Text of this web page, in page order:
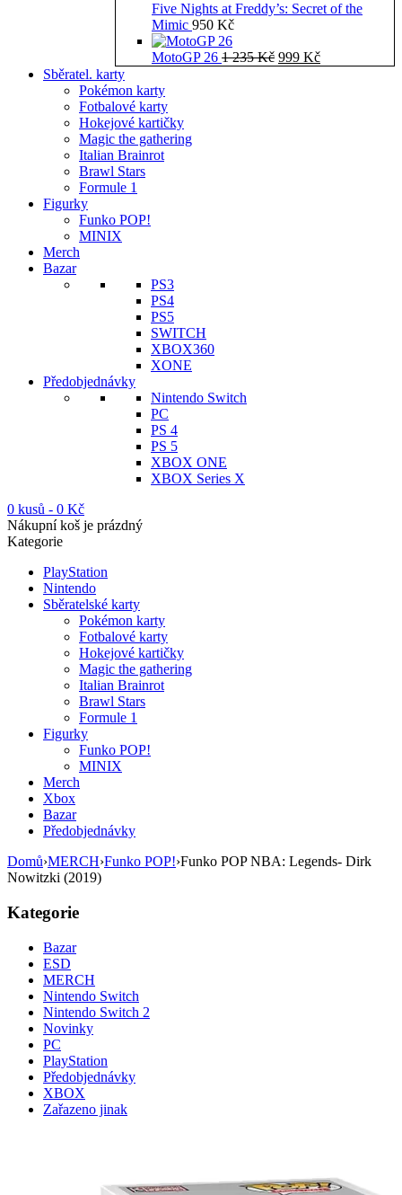
Five Nights at Freddy’s: Secret of the
Mimic 950 Kč
MotoGP 26 1 235Kč Původní
999 KčAktuální
Sběratel. karty
Pokémon karty
Fotbalové karty
Hokejové kartičky
Magic the gathering
Italian Brainrot
Brawl Stars
Formule 1
Figurky
Funko POP!
MINIX
Merch
Bazar
PS3
PS4
PS5
SWITCH
XBOX360
XONE
Předobjednávky
Nintendo Switch
PC
PS 4
PS 5
XBOX ONE
XBOX Series X
0 kusů - 0 Kč
Nákupní koš je prázdný
Kategorie
PlayStation
Nintendo
Sběratelské karty
Pokémon karty
Fotbalové karty
Hokejové kartičky
Magic the gathering
Italian Brainrot
Brawl Stars
Formule 1
Figurky
Funko POP!
MINIX
Merch
Xbox
Bazar
Předobjednávky
Domů›MERCH›Funko POP!›Funko POP NBA: Legends- Dirk
Nowitzki (2019)
Kategorie
Bazar
ESD
MERCH
Nintendo Switch
Nintendo Switch 2
Novinky
PC
PlayStation
Předobjednávky
XBOX
Zařazeno jinak